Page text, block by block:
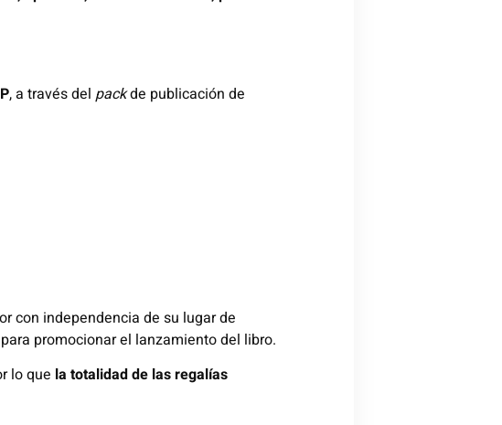
, a través del packde publicación de
con independencia de su lugar de
para promocionar el lanzamiento del libro.
lo que la totalidad de las regalías